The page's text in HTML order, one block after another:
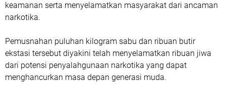
keamanan serta menyelamatkan masyarakat dari ancaman
narkotika.
Pemusnahan puluhan kilogram sabu dan ribuan butir
ekstasi tersebut diyakini telah menyelamatkan ribuan jiwa
dari potensi penyalahgunaan narkotika yang dapat
menghancurkan masa depan generasi muda.